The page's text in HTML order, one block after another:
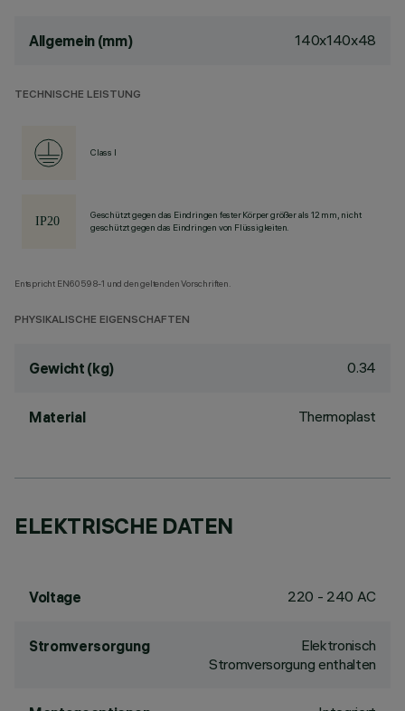
Allgemein (mm) 140x140x48
TECHNISCHE LEISTUNG
Class I
Geschützt gegen das Eindringen fester Körper größer als 12 mm, nicht
geschützt gegen das Eindringen von Flüssigkeiten.
Entspricht EN60598-1 und den geltenden Vorschriften.
PHYSIKALISCHE EIGENSCHAFTEN
Gewicht (kg) 0.34
Material Thermoplast
ELEKTRISCHE DATEN
Voltage 220 - 240 AC
Stromversorgung
Elektronisch
Stromversorgung enthalten